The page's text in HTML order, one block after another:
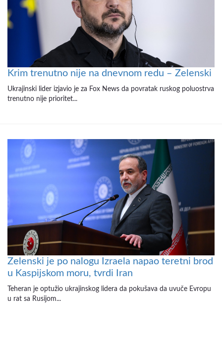
Krim trenutno nije na dnevnom redu – Zelenski
Ukrajinski lider izjavio je za Fox News da povratak ruskog poluostrva
trenutno nije prioritet...
Zelenski je po nalogu Izraela napao teretni brod
u Kaspijskom moru, tvrdi Iran
Teheran je optužio ukrajinskog lidera da pokušava da uvuče Evropu
u rat sa Rusijom...